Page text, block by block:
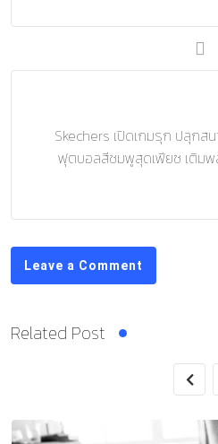
Skechers เปิดเกมรุก ปลุกส
ฟุตบอลสีชมพูสุดเฟียซ เติมพ
Leave a Comment
Related Post